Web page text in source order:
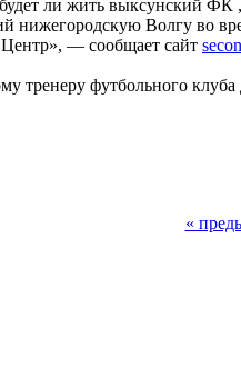
ли жить выксунский
Волгу во
— сообщает сайт
тренеру футбольного
«